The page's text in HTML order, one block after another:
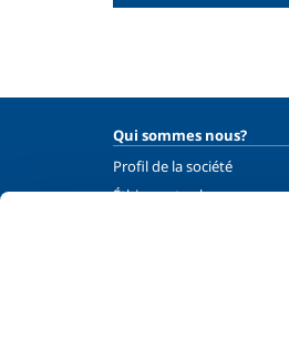
Qui sommes nous?
Profil de la société
Éthique et valeurs